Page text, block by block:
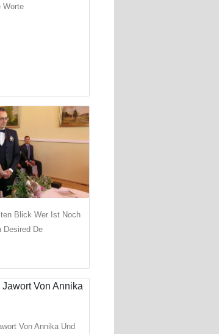
Worte
Blick Wer Ist Noch
Desired De
Von Annika Und